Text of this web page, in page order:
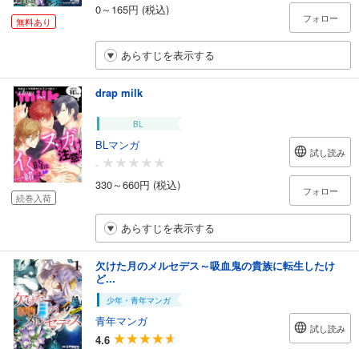
無料あり
0～165円 (税込)
フォロー
あらすじを表示する
続巻入荷
drap milk
BL
BLマンガ
-
330～660円 (税込)
試し読み
フォロー
あらすじを表示する
欠けた月のメルセデス～吸血鬼の貴族に転生したけ
ど...
少年・青年マンガ
青年マンガ
4.6
試し読み